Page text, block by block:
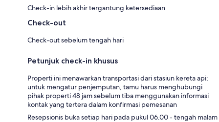
Check-in lebih akhir tergantung ketersediaan
Check-out
Check-out sebelum tengah hari
Petunjuk check-in khusus
Properti ini menawarkan transportasi dari stasiun kereta api;
untuk mengatur penjemputan, tamu harus menghubungi
pihak properti 48 jam sebelum tiba menggunakan informasi
kontak yang tertera dalam konfirmasi pemesanan
Resepsionis buka setiap hari pada pukul 06.00 - tengah malam